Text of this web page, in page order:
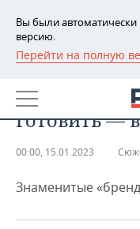
Вы были
версию.
Перейти на полную
РЕГИОНЫ
БАШКОРТОСТАН
ТАТАРСТАН
НОВОСТИ
АНАЛИТИКА
Татлы:
готовить —
00:00, 15.01.2023
Знаменитые